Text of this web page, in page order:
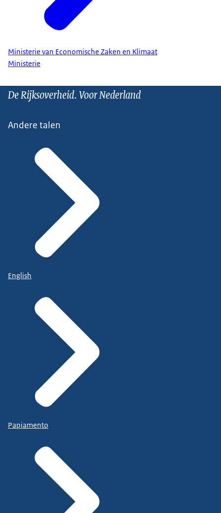
Ministerie van Economische Zaken en Klimaat
Ministerie
De Rijksoverheid. Voor Nederland
Andere talen
English
Papiamento